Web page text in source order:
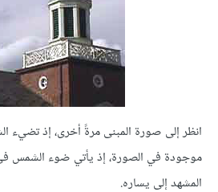
انظر إلى صورة المبنى مرةً أخرى، إذ تضيء
موجودة في الصورة، إذ يأتي ضوء الشمس
المشهد إلى يساره.